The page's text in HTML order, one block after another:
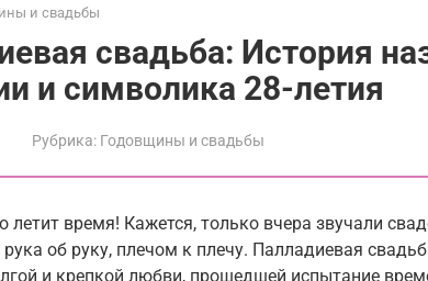
и свадьбы
свадьба: История
и символика 28-летия
Рубрика: Годовщины и свадьбы
летит время! Кажется, только вчера звучали
об руку, плечом к плечу. Палладиевая
и крепкой любви, прошедшей испытание